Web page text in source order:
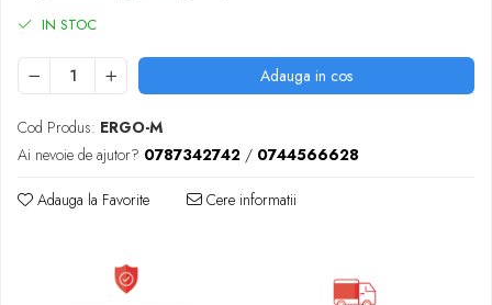
IN STOC
Adauga in cos
Cod Produs: ERGO-M
Ai nevoie de ajutor? 0787342742 / 0744566628
Adauga la Favorite Cere informatii